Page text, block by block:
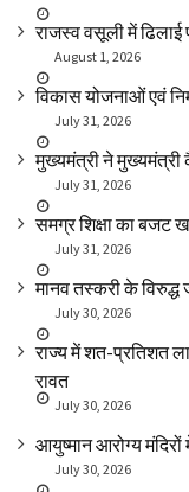
राजस्व वसूली में ढिलाई
August 1, 2026
विकास योजनाओं एवं
July 31, 2026
मुख्यमंत्री ने मुख्यमंत्री
July 31, 2026
समग्र शिक्षा का बजट
July 31, 2026
मानव तस्करी के
July 30, 2026
राज्य में शत-प्रतिशत
रावत
July 30, 2026
आयुष्मान आरोग्य
July 30, 2026